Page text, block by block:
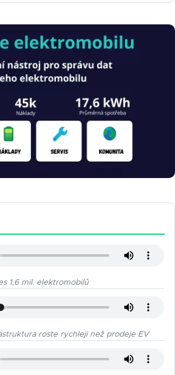
1,6 mil. elektromobilů
roste rychleji než prodeje EV